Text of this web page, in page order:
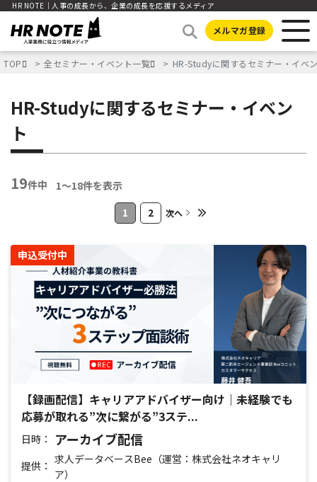
HR NOTE｜人事の成長から、企業の成長を応援するメディア
メルマガ登録
TOP 全セミナー・イベント一覧 HR-Studyに関するセミナー・イベ
HR-Studyに関するセミナー・イベン
ト
19件中
1〜18件を表示
1
2 次へ
申込受付中
【録画配信】キャリアアドバイザー向け｜未経験でも
応募が取れる”次に繋がる”3ステ...
日時： アーカイブ配信
提供：
求人データベースBee（運営：株式会社ネオキャリ
ア）